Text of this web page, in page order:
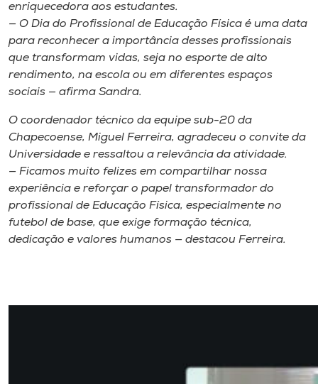
enriquecedora aos estudantes.
— O Dia do Profissional de Educação Física é uma data
para reconhecer a importância desses profissionais
que transformam vidas, seja no esporte de alto
rendimento, na escola ou em diferentes espaços
sociais — afirma Sandra.
O coordenador técnico da equipe sub-20 da
Chapecoense, Miguel Ferreira, agradeceu o convite da
Universidade e ressaltou a relevância da atividade.
— Ficamos muito felizes em compartilhar nossa
experiência e reforçar o papel transformador do
profissional de Educação Física, especialmente no
futebol de base, que exige formação técnica,
dedicação e valores humanos — destacou Ferreira.